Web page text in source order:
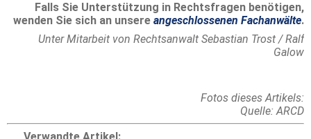
Falls Sie Unterstützung in Rechtsfragen benötigen,
wenden Sie sich an unsere angeschlossenen Fachanwälte.
Unter Mitarbeit von Rechtsanwalt Sebastian Trost / Ralf
Galow
Fotos dieses Artikels:
Quelle: ARCD